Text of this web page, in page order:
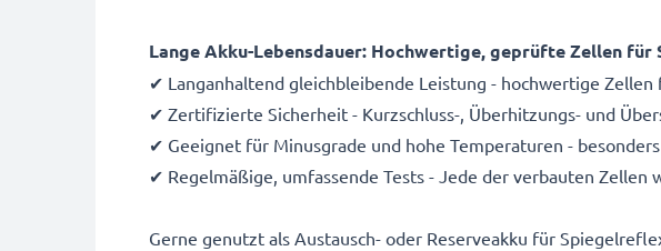
Lange Akku-Lebensdauer: Hochwertige, geprüfte Zellen für
✔ Langanhaltend gleichbleibende Leistung - hochwertige Zellen
✔ Zertifizierte Sicherheit - Kurzschluss-, Überhitzungs- und
✔ Geeignet für Minusgrade und hohe Temperaturen -
✔ Regelmäßige, umfassende Tests - Jede der verbauten Zellen
Gerne genutzt als Austausch- oder Reserveakku für